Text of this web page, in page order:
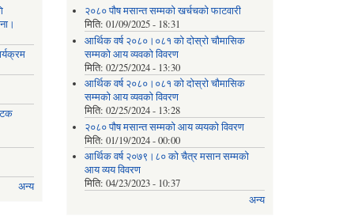
अन्य
२०८० पौष मसान्त सम्मको खर्चचको फाटवारी
मिति:01/09/2025 - 18:31
आर्थिक वर्ष २०८०।०८१ को दोस्रो चौमासिक
सम्मको आय व्यवको विवरण
मिति:02/25/2024 - 13:30
आर्थिक वर्ष २०८०।०८१ को दोस्रो चौमासिक
सम्मको आय व्यवको विवरण
मिति:02/25/2024 - 13:28
२०८० पौष मसान्त सम्मको आय व्ययको विवरण
मिति:01/19/2024 - 00:00
आर्थिक वर्ष २०७९।८० को चैत्र मसान सम्मको
आय व्यय विवरण
मिति:04/23/2023 - 10:37
अन्य